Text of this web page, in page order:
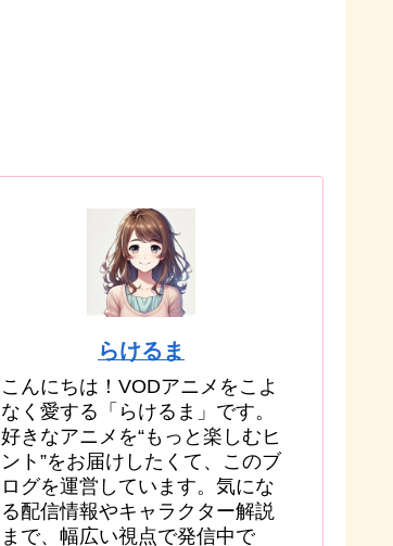
らけるま
こんにちは！VODアニメをこよ
なく愛する「らけるま」です。
好きなアニメを“もっと楽しむヒ
ント”をお届けしたくて、このブ
ログを運営しています。気にな
る配信情報やキャラクター解説
まで、幅広い視点で発信中で